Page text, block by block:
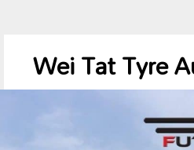
Wei Tat Tyre